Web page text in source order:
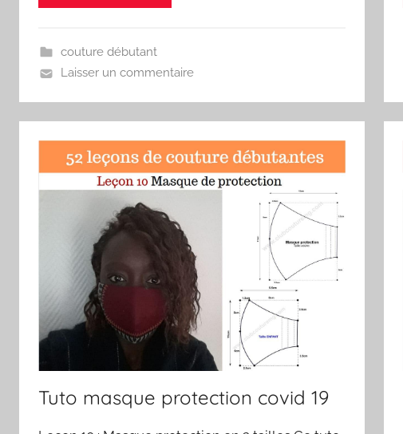
couture débutant
Laisser un commentaire
Tuto masque protection covid 19